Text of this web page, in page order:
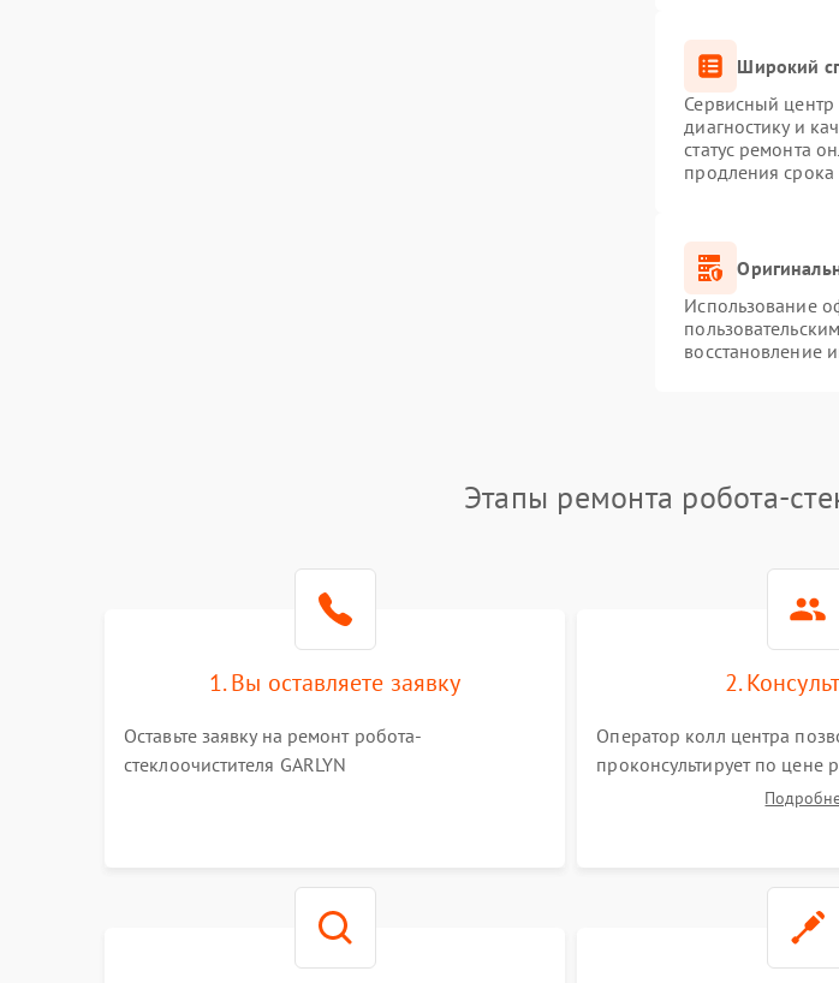
Широкий
Сервисный центр
диагностику и
статус ремонта
продления
Использование
восстановление
Этапы ремонта робота-
1. Вы оставляете заявку
Оставьте заявку на ремонт робота-
стеклоочистителя GARLYN
2.
Оператор колл центра
проконсультирует по цене
робота-стеклоочистителя а